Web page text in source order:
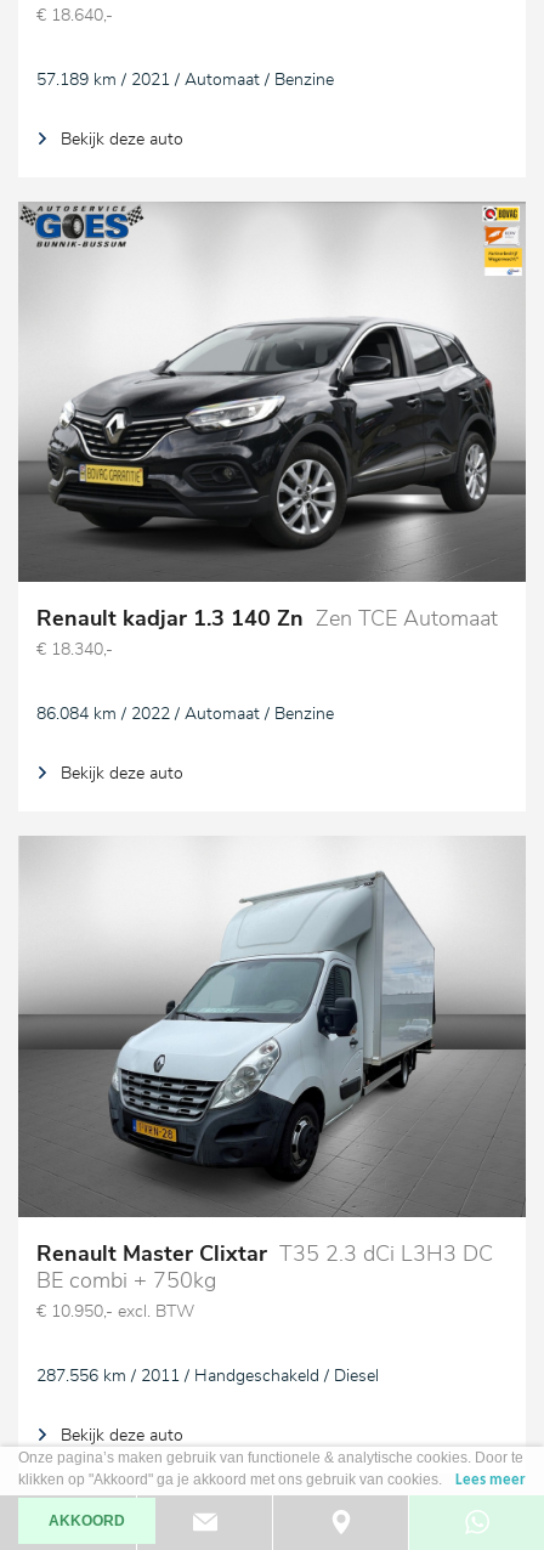
€ 18.640,-
57.189 km / 2021 / Automaat / Benzine
Bekijk deze auto
Renault kadjar 1.3 140 Zn Zen TCE Automaat
€ 18.340,-
86.084 km / 2022 / Automaat / Benzine
Bekijk deze auto
Renault Master Clixtar
T35 2.3 dCi L3H3 DC
BE combi + 750kg
€ 10.950,- excl. BTW
287.556 km / 2011 / Handgeschakeld / Diesel
Bekijk deze auto
Onze pagina’s maken gebruik van functionele & analytische cookies. Door te
klikken op "Akkoord" ga je akkoord met ons gebruik van cookies.
Lees meer
AKKOORD